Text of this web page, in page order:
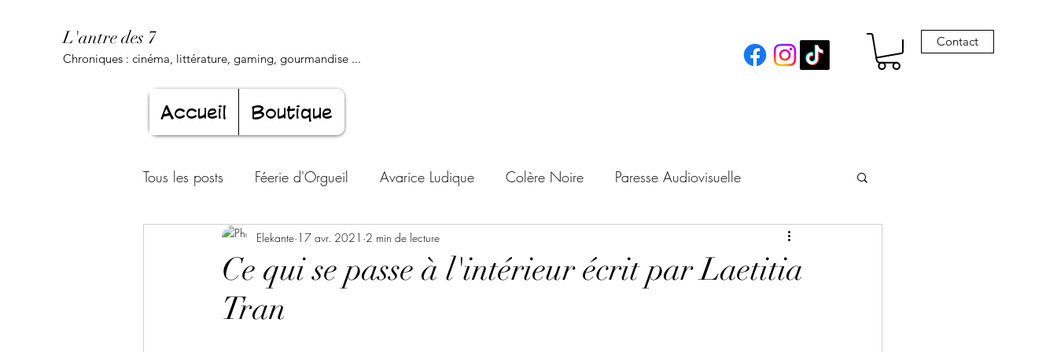
L'antre des 7
Chroniques : cinéma, littérature, gaming, gourmandise ...
Contact
Accueil Boutique
Tous les posts Féerie d'Orgueil Avarice Ludique Colère Noire Paresse Audiovisuelle
Luxure Envoûtante Gourmandise Proscrite
Jeunesse éternelle
Ce qui se passe à l'intérieur écrit par Laetitia
Tran
Elekante 17 avr. 2021 2 min de lecture